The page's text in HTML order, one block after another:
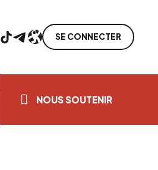
TikTok TelegramLien SE CONNECTER
NOUS SOUTENIR